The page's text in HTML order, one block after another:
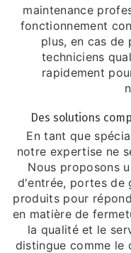
maintenance
fonctionnement
plus, en cas de
techniciens
rapidement
Des solutions
En tant que
notre expertise ne
Nous proposons
d'entrée, portes de
produits pour
en matière de
la qualité et le
distingue comme le